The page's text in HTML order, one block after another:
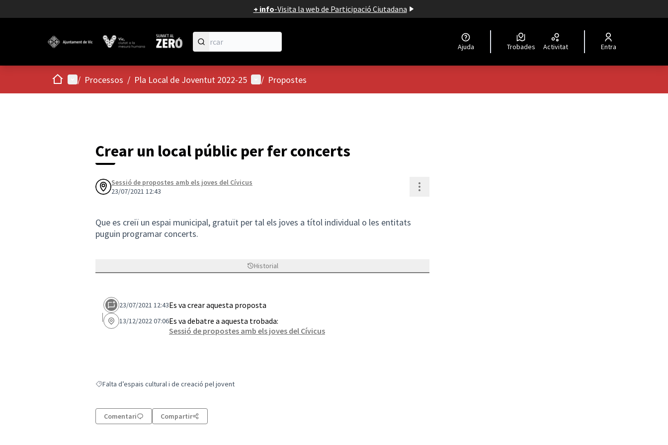
+ info-Visita la web de Participació Ciutadana
Ajuda Trobades Activitat Entra
Inici Menú principal
/ Processos / Pla Local de Joventut 2022-25 Menú d'usuari
/ Propostes
Crear un local públic per fer concerts
Sessió de propostes amb els joves del Cívicus
23/07/2021 12:43
Controls de recursos
Que es creiï un espai municipal, gratuït per tal els joves a títol individual o les entitats
puguin programar concerts.
Historial
23/07/2021 12:43Es va crear aquesta proposta
13/12/2022 07:06Es va debatre a aquesta trobada:
Sessió de propostes amb els joves del Cívicus
Resultats en filtrar per: Falta d’espais cultural i de creació pel jovent
Falta d’espais cultural i de creació pel jovent
Comentari Compartir